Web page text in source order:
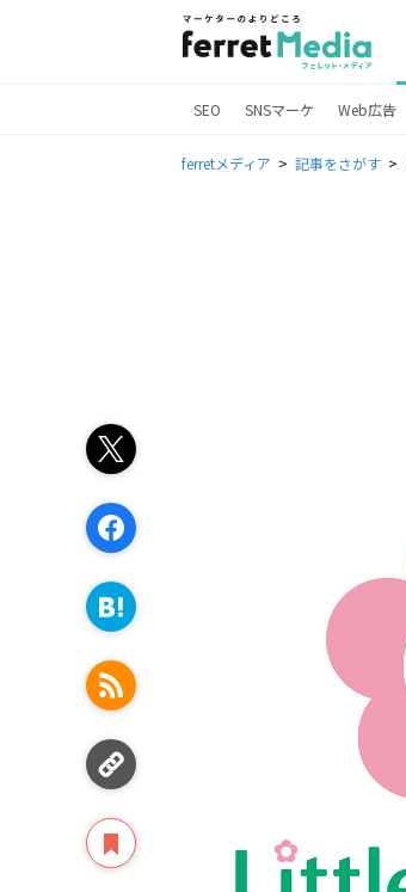
SEO SNSマーケ Web広告
ferretメディア 記事をさがす